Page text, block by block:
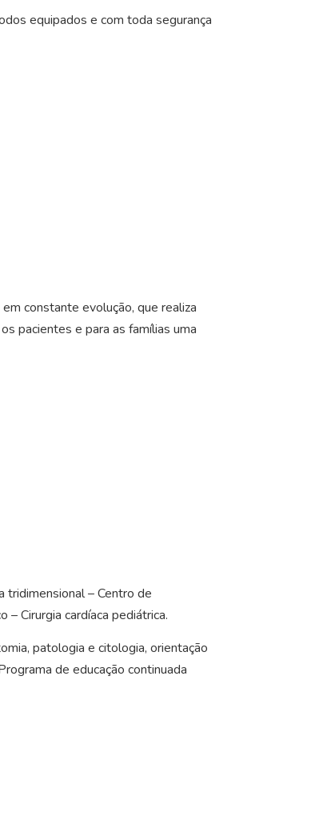
equipados e com toda segurança
constante evolução, que realiza
pacientes e para as famílias uma
tridimensional – Centro de
Cirurgia cardíaca pediátrica.
patologia e citologia, orientação
de educação continuada